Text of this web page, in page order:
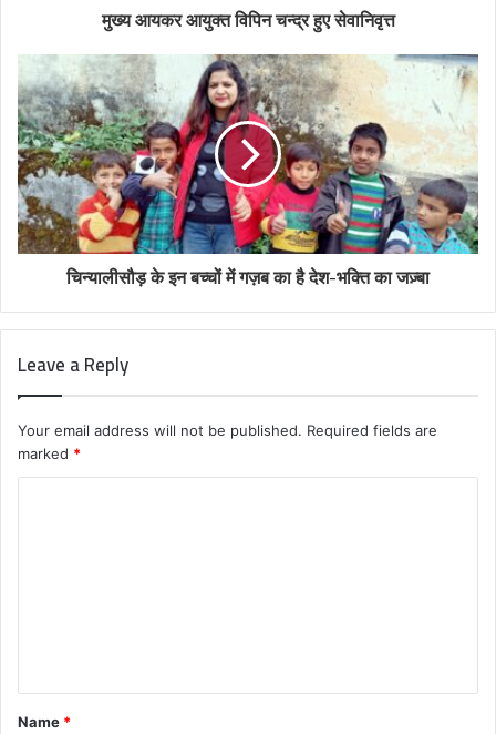
मुख्य आयकर आयुक्त विपिन चन्द्र हुए सेवानिवृत्त
चिन्यालीसौड़ के इन बच्चों में गज़ब का है देश-भक्ति का जज़्बा
Leave a Reply
Your email address will not be published. Required fields are
marked *
t
*
Name *